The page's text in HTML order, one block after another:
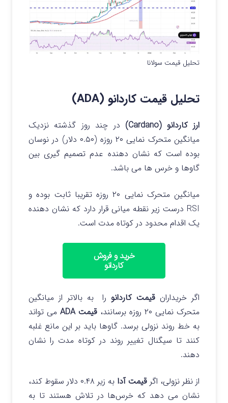
تحلیل قیمت سولانا
تحلیل قیمت کاردانو (ADA)
ارز کاردانو (Cardano)
در چند روز گذشته نزدیک
میانگین متحرک نمایی ۲۰ روزه (۰.۵۰ دلار) در نوسان
بوده است که نشان دهنده عدم تصمیم گیری بین
گاوها و خرس ها می باشد.
میانگین متحرک نمایی ۲۰ روزه تقریبا ثابت بوده و
RSI درست زیر نقطه میانی قرار دارد که نشان دهنده
یک اقدام محدود در کوتاه مدت است.
خرید و فروش
کاردانو
اگر خریداران قیمت کاردانو را به بالاتر از میانگین
متحرک نمایی ۲۰ روزه برسانند،
قیمت ADA
می تواند
به خط روند نزولی برسد. گاوها باید بر این مانع غلبه
کنند تا سیگنال تغییر روند در کوتاه مدت را نشان
دهند.
از نظر نزولی، اگرقیمت آدا
به زیر ۰.۴۸ دلار سقوط کند،
نشان می‌ دهد که خرس‌ها در تلاش هستند تا به